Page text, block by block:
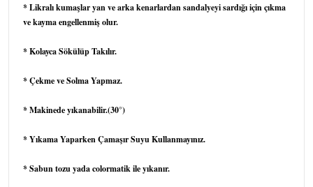
* Likralı kumaşlar yan ve arka kenarlardan sandalyeyi sardığı için çıkma
ve kayma engellenmiş olur.
* Kolayca Sökülüp Takılır.
* Çekme ve Solma Yapmaz.
* Makinede yıkanabilir.(30°)
* Yıkama Yaparken Çamaşır Suyu Kullanmayınız.
* Sabun tozu yada colormatik ile yıkanır.